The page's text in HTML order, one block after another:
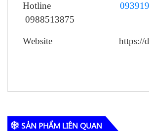
Hotline
0988513875
Website https://
SẢN PHẨM LIÊN QUAN